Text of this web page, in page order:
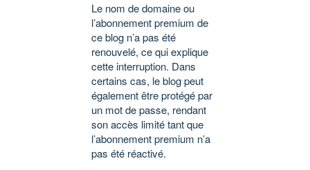
Le nom de domaine ou
l’abonnement premium de
ce blog n’a pas été
renouvelé, ce qui explique
cette interruption. Dans
certains cas, le blog peut
également être protégé par
un mot de passe, rendant
son accès limité tant que
l’abonnement premium n’a
pas été réactivé.